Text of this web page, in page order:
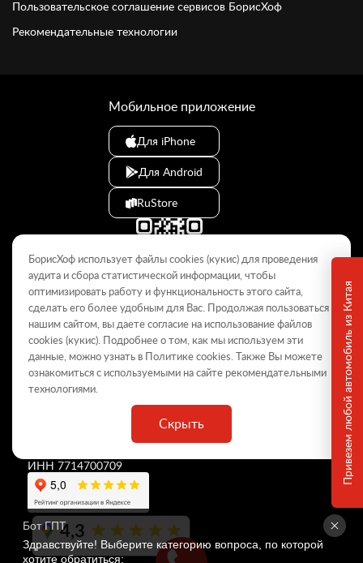
Привезем любой автомобиль из Китая
Пользовательское соглашение сервисов БорисХоф
Рекомендательные технологии
© 2009–2026
Данный интернет-сайт носит информационный характер и не
является публичной офертой, определяемой положениями Статьи
437 ГК РФ. Для получения подробной информации обращайтесь в
дилерские центры.
БорисХоф Холдинг»
ИНН 7714700709
4,3
Мобильное приложение
Для iPhone
Для Android
RuStore
БорисХоф использует файлы cookies (кукиc) для проведения
аудита и сбора статистической информации, чтобы
оптимизировать работу и функциональность этого сайта,
сделать его более удобным для Вас. Продолжая пользоваться
нашим сайтом, вы даете согласие на использование файлов
cookies (кукиc). Подробнее о том, как мы используем эти
данные, можно узнать в Политикеcookies. Также Вы можете
ознакомиться с используемыми на сайте рекомендательными
технологиями.
Скрыть
Бот ГПТ
Здравствуйте! Выберите категорию вопроса, по которой
хотите обратиться: